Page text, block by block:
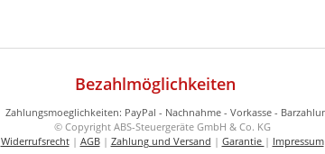
Bezahlmöglichkeiten
© Copyright ABS-Steuergeräte GmbH & Co. KG
Widerrufsrecht| AGB| Zahlung und Versand | Garantie | Impressum